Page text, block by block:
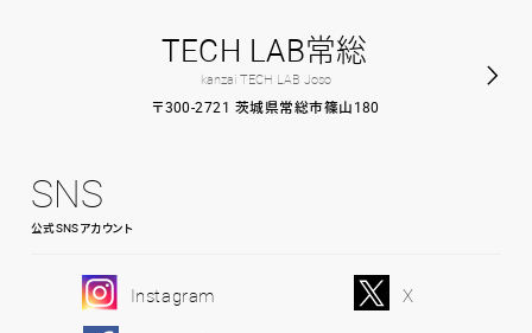
TECH LAB常総
kanzai TECH LAB Joso
〒300-2721 茨城県常総市篠山180
SNS
公式SNSアカウント
Instagram X